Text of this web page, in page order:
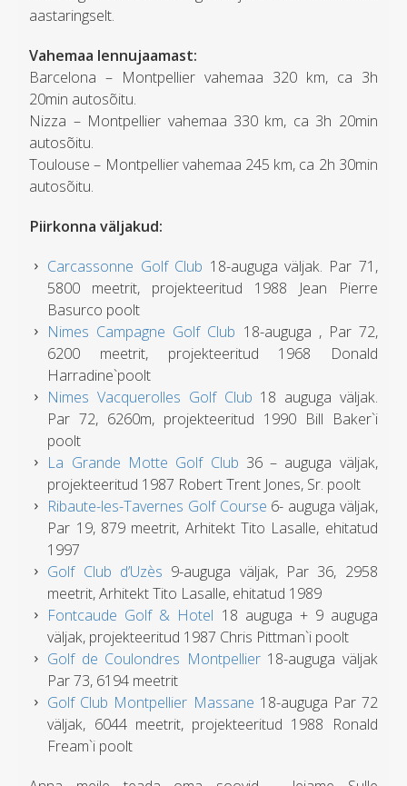
aastaringselt.
Vahemaa lennujaamast:
Barcelona – Montpellier vahemaa 320 km, ca 3h
20min autosõitu.
Nizza – Montpellier vahemaa 330 km, ca 3h 20min
autosõitu.
Toulouse – Montpellier vahemaa 245 km, ca 2h 30min
autosõitu.
Piirkonna väljakud:
Carcassonne Golf Club 18-auguga väljak. Par 71,
5800 meetrit, projekteeritud 1988 Jean Pierre
Basurco poolt
Nimes Campagne Golf Club 18-auguga , Par 72,
6200 meetrit, projekteeritud 1968 Donald
Harradine`poolt
Nimes Vacquerolles Golf Club 18 auguga väljak.
Par 72, 6260m, projekteeritud 1990 Bill Baker`i
poolt
La Grande Motte Golf Club 36 – auguga väljak,
projekteeritud 1987 Robert Trent Jones, Sr. poolt
Ribaute-les-Tavernes Golf Course 6- auguga väljak,
Par 19, 879 meetrit, Arhitekt Tito Lasalle, ehitatud
1997
Golf Club d’Uzès 9-auguga väljak, Par 36, 2958
meetrit, Arhitekt Tito Lasalle, ehitatud 1989
Fontcaude Golf & Hotel 18 auguga + 9 auguga
väljak, projekteeritud 1987 Chris Pittman`i poolt
Golf de Coulondres Montpellier18-auguga väljak
Par 73, 6194 meetrit
Golf Club Montpellier Massane 18-auguga Par 72
väljak, 6044 meetrit, projekteeritud 1988 Ronald
Fream`i poolt